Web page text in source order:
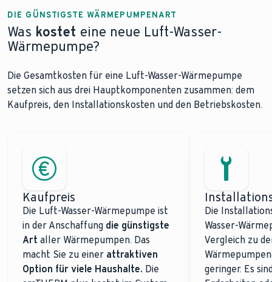
DIE GÜNSTIGSTE WÄRMEPUMPENART
Was kostet eine neue Luft-Wasser-
Wärmepumpe?
Die Gesamtkosten für eine Luft-Wasser-Wärmepumpe
setzen sich aus drei Hauptkomponenten zusammen: dem
Kaufpreis, den Installationskosten und den Betriebskosten.
Kaufpreis
Die Luft-Wasser-Wärmepumpe ist
in der Anschaffung die günstigste
Art aller Wärmepumpen. Das
macht Sie zu einer attraktiven
Option für viele Haushalte. Die
Die
Wasser-
Vergleich zu
geringer. Es